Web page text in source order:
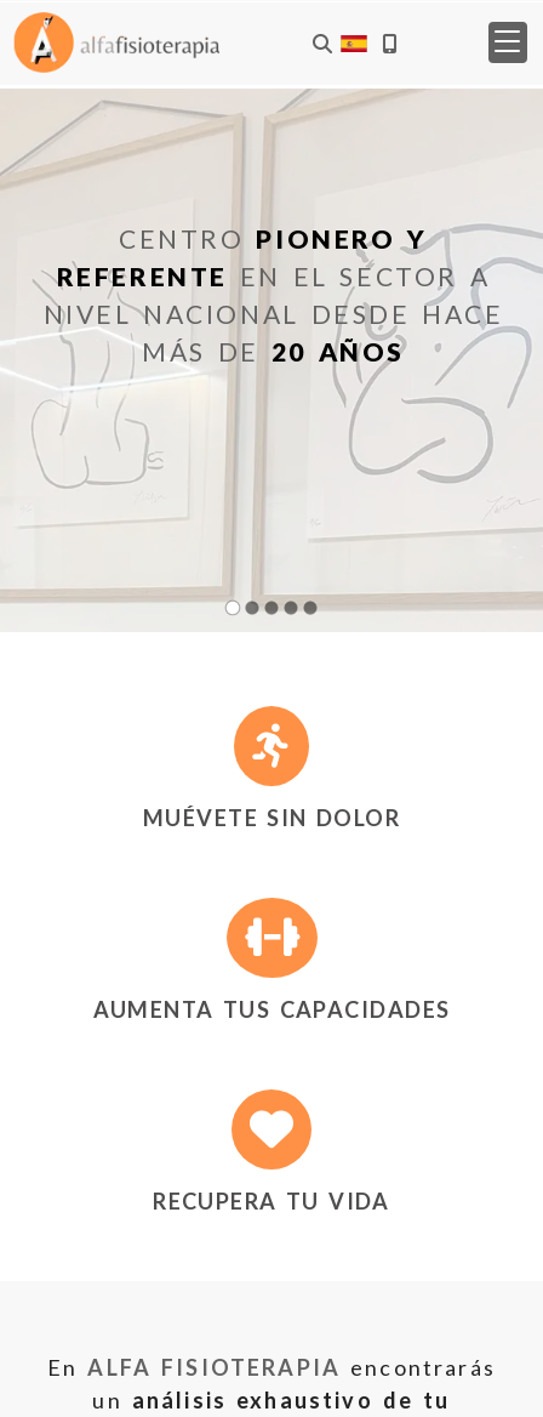
CENTRO PIONERO Y
REFERENTE
EN EL SECTOR A
NIVEL NACIONAL DESDE HACE
MÁS DE 20 AÑOS
MUÉVETE SIN DOLOR
AUMENTA TUS CAPACIDADES
RECUPERA TU VIDA
EnALFA FISIOTERAPIA encontrarás
un análisis exhaustivo de tu